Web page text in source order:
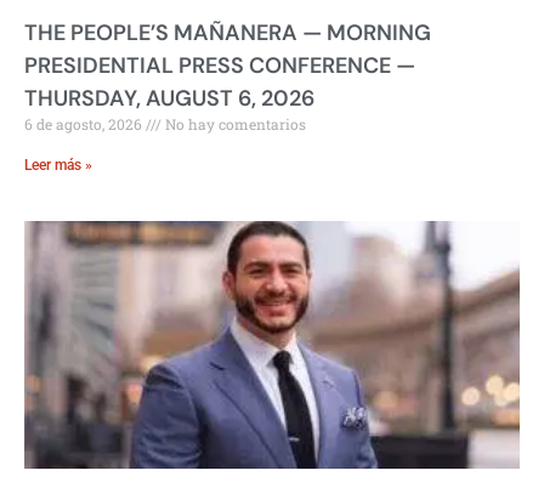
THE PEOPLE’S MAÑANERA — MORNING
PRESIDENTIAL PRESS CONFERENCE —
THURSDAY, AUGUST 6, 2026
6 de agosto, 2026 No hay comentarios
Leer más »